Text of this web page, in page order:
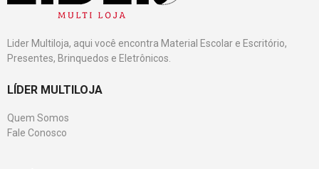
Lider Multiloja, aqui você encontra Material Escolar e Escritório,
Presentes, Brinquedos e Eletrônicos.
LÍDER MULTILOJA
Quem Somos
Fale Conosco